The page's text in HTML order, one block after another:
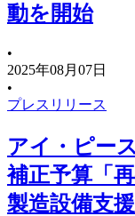
動を開始
アイ・ピー
補正予算「
製造設備支
•
2025年08月07日
•
プレスリリース